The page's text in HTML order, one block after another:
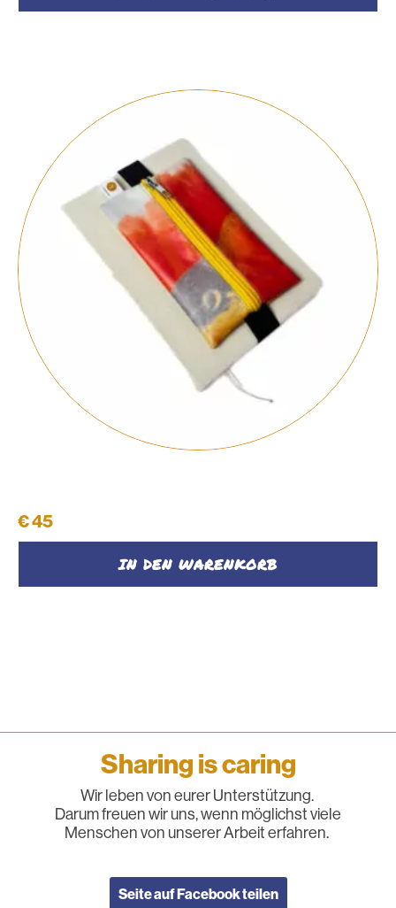
€45
IN DEN WARENKORB
Sharing is caring
Wir leben von eurer Unterstützung.
Darum freuen wir uns, wenn möglichst viele
Menschen von unserer Arbeit erfahren.
Seite auf Facebook teilen